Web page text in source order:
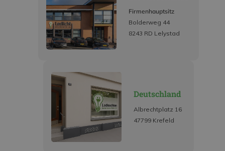
Firmenhauptsitz
Bolderweg 44
8243 RD Lelystad
Deutschland
Albrechtplatz 16
47799 Krefeld